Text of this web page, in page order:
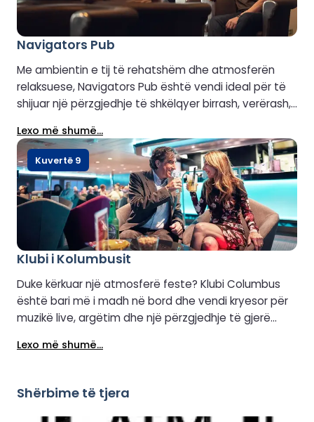
Navigators Pub
Me ambientin e tij të rehatshëm dhe atmosferën
relaksuese, Navigators Pub është vendi ideal për të
shijuar një përzgjedhje të shkëlqyer birrash, verërash,
gjithë bota. Ky bar klasik detar që të bën të ndihesh
mirë është vendi i përsosur për t'u çlodhur gjatë
udhëtimit tuaj kontinental.
Lexo më shumë...
Klubi i Kolumbusit
Duke kërkuar një atmosferë feste? Klubi Columbus
është bari më i madh në bord dhe vendi kryesor për
muzikë live, argëtim dhe një përzgjedhje të gjerë
me çdo pije të tundur në mënyrë të përsosur para
mundësinë për të fituar një shishe me gaz ose
kuponë për në bar. Pastaj shijoni performanca live
nga grupe të talentuara që me siguri do t'ju çojnë në
Lexo më shumë...
Kuvertë 9
Shërbime të tjera